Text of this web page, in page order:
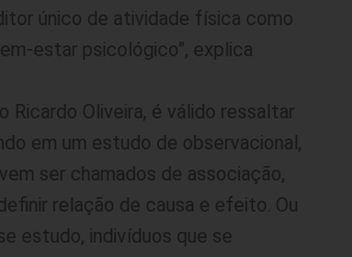
único de atividade física como
estar psicológico”, explica
Ricardo Oliveira, é válido ressaltar
em um estudo de observacional,
ser chamados de associação,
relação de causa e efeito. Ou
estudo, indivíduos que se